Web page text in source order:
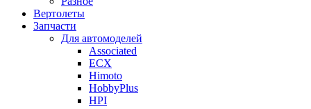
Вертолеты
Запчасти
Для автомоделей
Associated
ECX
Himoto
HobbyPlus
HPI